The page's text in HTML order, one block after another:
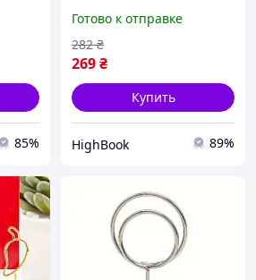
85%
Перчики Leeseph 6шт
золотые DC
Готово к отправке
269₴
282 ₴
Купить
HighBook 89%